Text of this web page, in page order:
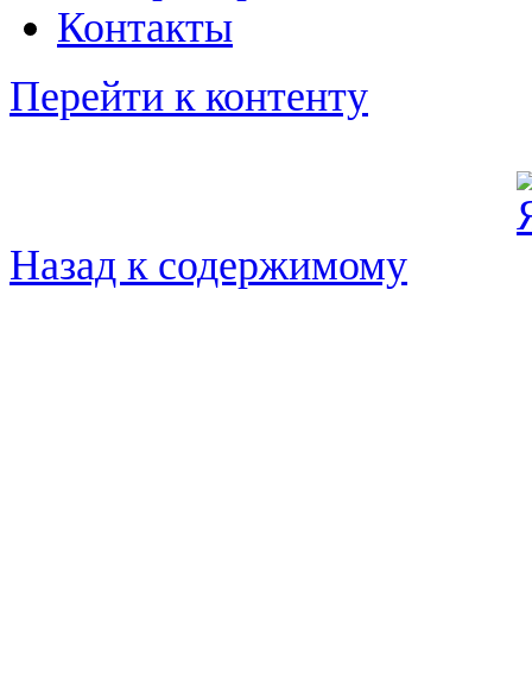
Контакты
Перейти к контенту
Назад к содержимому